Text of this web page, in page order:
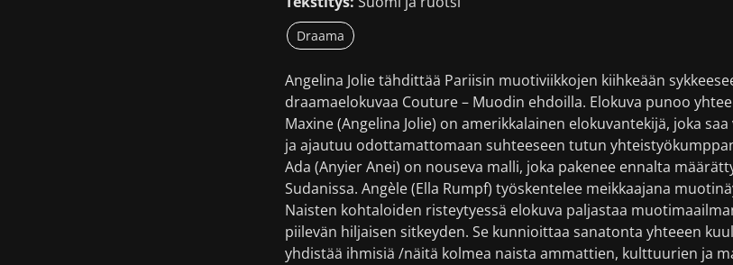
Draama
Angelina Jolie tähdittää Pariisin muotiviikkojen kiihkeään
draamaelokuvaa Couture – Muodin ehdoilla. Elokuva punoo
Maxine (Angelina Jolie) on amerikkalainen elokuvantekijä, joka
ja ajautuu odottamattomaan suhteeseen tutun
Ada (Anyier Anei) on nouseva malli, joka pakenee ennalta
Sudanissa. Angèle (Ella Rumpf) työskentelee meikkaajana
Naisten kohtaloiden risteytyessä elokuva paljastaa
piilevän hiljaisen sitkeyden. Se kunnioittaa sanatonta yhteeen
yhdistää ihmisiä /näitä kolmea naista ammattien, kulttuurien ja